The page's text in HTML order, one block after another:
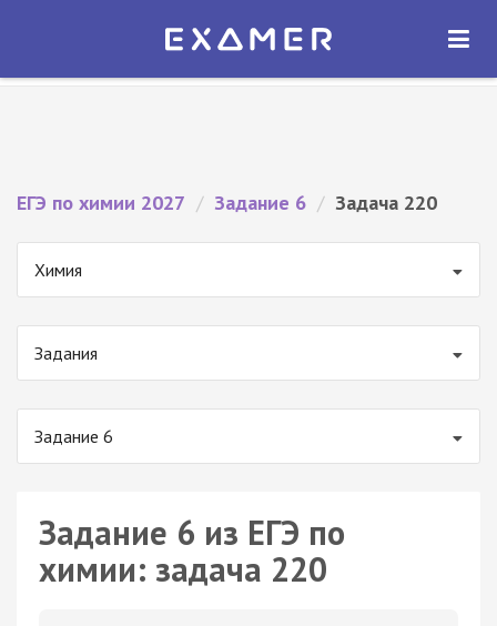
Экзамер — ЕГЭ 2027
ОТКРЫТЬ
ЕГЭ по химии 2027 / Задание 6 / Задача 220
Химия
Задания
Задание 6
Задание 6 из ЕГЭ по
химии: задача 220